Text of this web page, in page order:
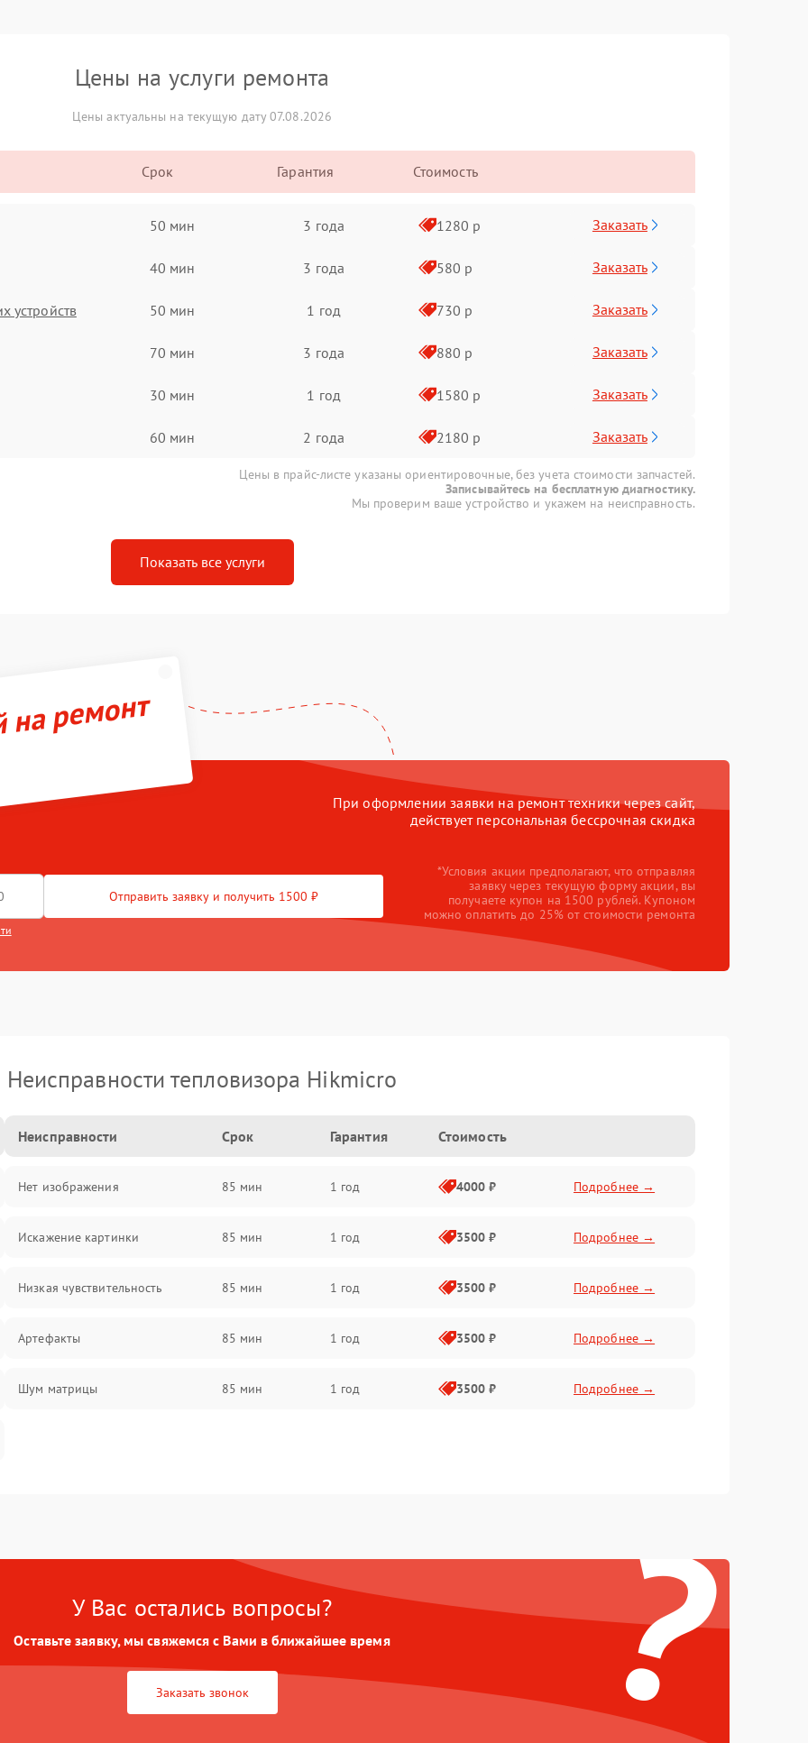
Цены на услуги ремонта
Цены актуальны на текущую дату 07.08.2026
Срок Гарантия Стоимость
50 мин 3 года 1280 р Заказать
40 мин 3 года 580 р Заказать
устройств 50 мин 1 год 730 р Заказать
70 мин 3 года 880 р Заказать
30 мин 1 год 1580 р Заказать
60 мин 2 года 2180 р Заказать
Цены в прайс-листе указаны ориентировочные, без учета стоимости запчастей.
Записывайтесь на бесплатную диагностику.
Мы проверим ваше устройство и укажем на неисправность.
Показать все услуги
ремонт
При оформлении заявки на ремонт техники через сайт,
действует персональная бессрочная скидка
Отправить заявку и получить 1500 ₽
*Условия акции предполагают, что отправляя
заявку через текущую форму акции, вы
получаете купон на 1500 рублей. Купоном
можно оплатить до 25% от стоимости ремонта
Неисправности тепловизора Hikmicro
Неисправности Срок Гарантия Стоимость
Нет изображения 85 мин 1 год 4000 ₽ Подробнее →
Искажение картинки 85 мин 1 год 3500 ₽ Подробнее →
Низкая чувствительность 85 мин 1 год 3500 ₽ Подробнее →
Артефакты 85 мин 1 год 3500 ₽ Подробнее →
Шум матрицы 85 мин 1 год 3500 ₽ Подробнее →
?
У Вас остались вопросы?
Оставьте заявку, мы свяжемся с Вами в ближайшее время
Заказать звонок